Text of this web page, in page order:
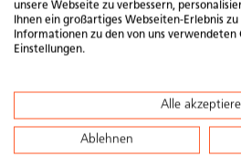
unsere Webseite zu verbessern,
Ihnen ein großartiges Webseiten-Erlebnis
Informationen zu den von uns verwendeten
Einstellungen.
Alle
Ablehnen